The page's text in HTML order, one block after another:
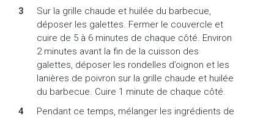
Sur la grille chaude et huilée du barbecue,
déposer les galettes. Fermer le couvercle et
cuire de 5 à 6 minutes de chaque côté. Environ
2 minutes avant la fin de la cuisson des
galettes, déposer les rondelles d’oignon et les
lanières de poivron sur la grille chaude et huilée
du barbecue. Cuire 1 minute de chaque côté.
Pendant ce temps, mélanger les ingrédients de